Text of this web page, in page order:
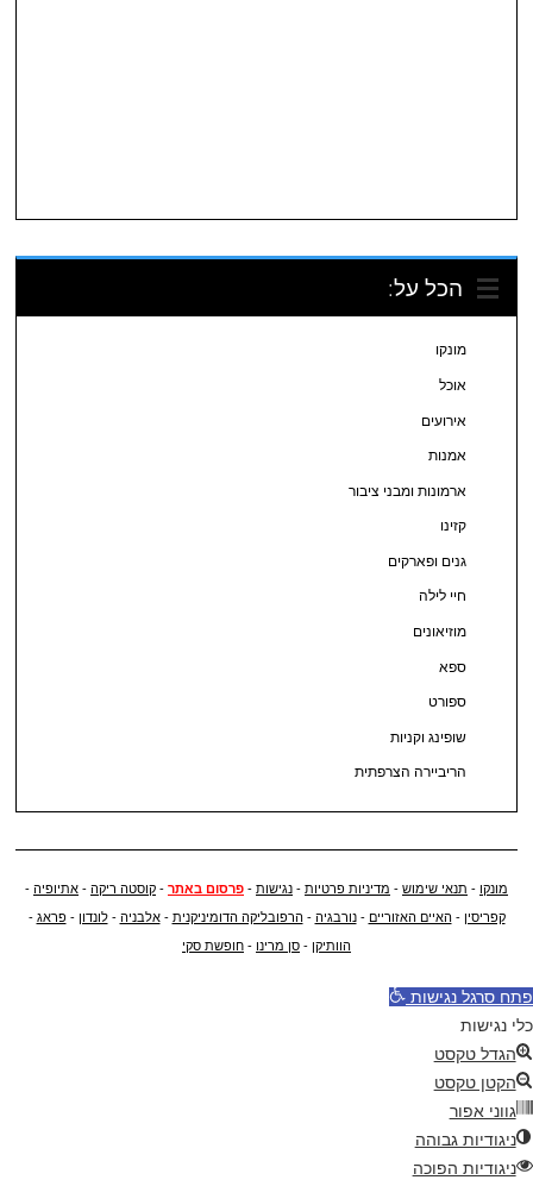
הכל על:
מונקו
אוכל
אירועים
אמנות
ארמונות ומבני ציבור
קזינו
גנים ופארקים
חיי לילה
מוזיאונים
ספא
ספורט
שופינג וקניות
הריביירה הצרפתית
מונקו - תנאי שימוש - מדיניות פרטיות - נגישות - פרסום באתר - קוסטה ריקה - אתיופיה -
קפריסין -האיים האזוריים -נורבגיה -הרפובליקה הדומיניקנית -אלבניה -לונדון -פראג -
הוותיקן - סן מרינו - חופשת סקי
פתח סרגל נגישות
כלי נגישות
הגדל טקסט
הקטן טקסט
גווני אפור
ניגודיות גבוהה
ניגודיות הפוכה